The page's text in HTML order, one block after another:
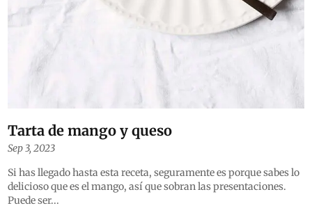
Tarta de mango y queso
Sep 3, 2023
Si has llegado hasta esta receta, seguramente es porque sabes lo
delicioso que es el mango, así que sobran las presentaciones.
Puede ser...